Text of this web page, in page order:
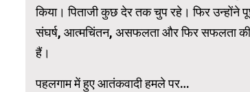
किया। पिताजी कुछ देर तक चुप रहे। फिर उन्होंने
संघर्ष, आत्मचिंतन, असफलता और फिर सफलता की
हैं।
पहलगाम में हुए आतंकवादी हमले पर…